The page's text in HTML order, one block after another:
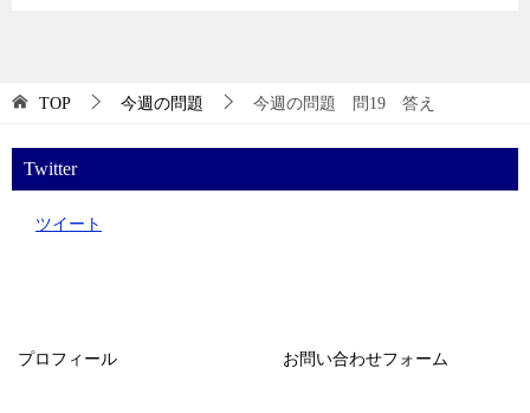
TOP 今週の問題 今週の問題 問19 答え
Twitter
ツイート
プロフィール お問い合わせフォーム